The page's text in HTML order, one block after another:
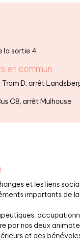
la sortie 4
en commun
Tram D, arrêt
C8, arrêt Mulhouse
et les liens
importants de
par nos deux
et des